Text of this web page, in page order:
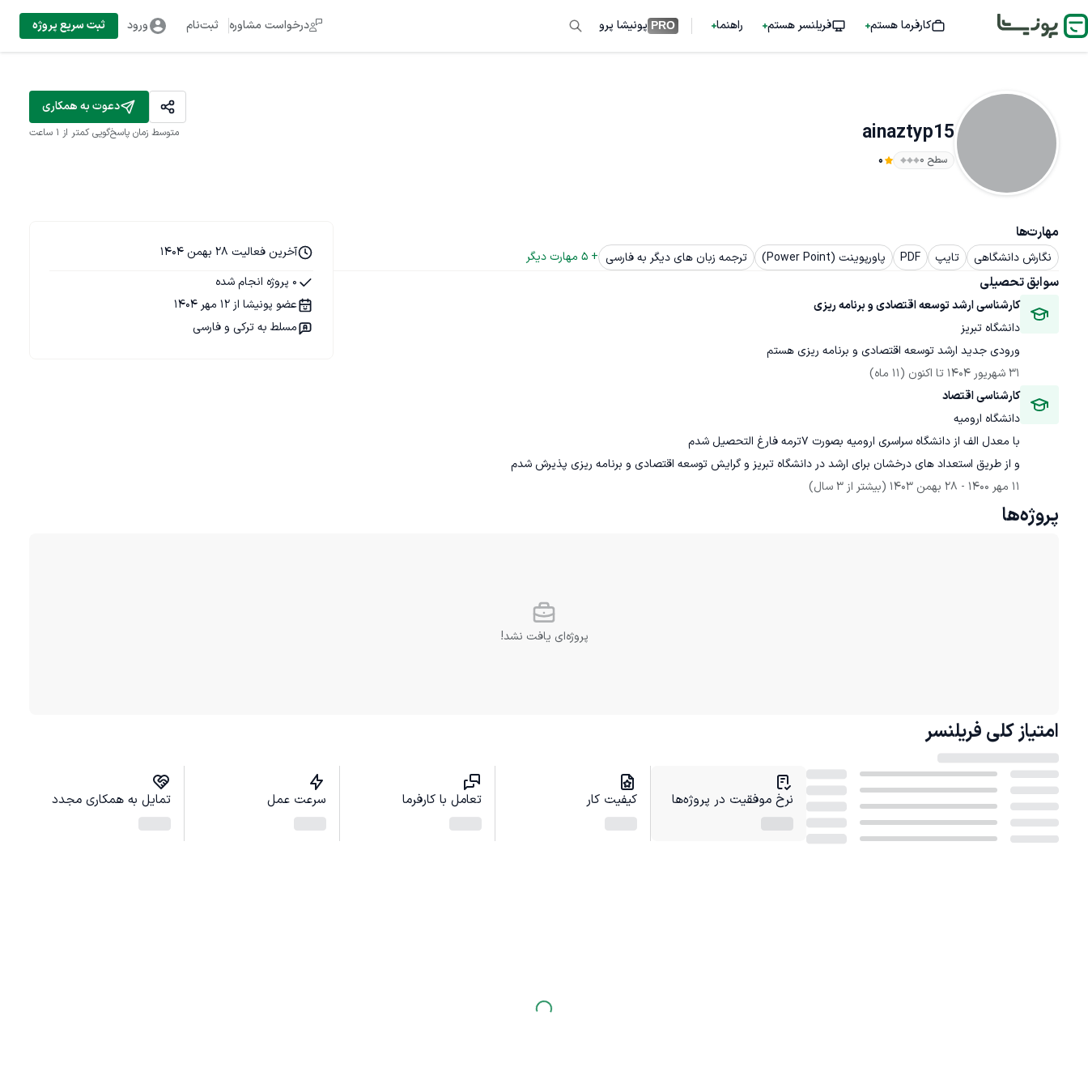
کارفرما هستم فریلنسر هستم راهنما PRO پونیشا پرو درخواست مشاوره ثبت‌نام ورود ثبت سریع پروژه
ainaztyp15
سطح ۰ 0
دعوت به همکاری
متوسط زمان پاسخ‌گویی کمتر از 1 ساعت
مهارت‌ها
نگارش دانشگاهی تایپ PDF پاورپوینت (Power Point) ترجمه زبان های دیگر به فارسی +
5 مهارت دیگر
سوابق تحصیلی
کارشناسی ارشد توسعه اقتصادی و برنامه ریزی
دانشگاه تبریز
ورودی جدید ارشد توسعه اقتصادی و برنامه ریزی هستم
31 شهریور 1404
تا اکنون (11 ماه)
کارشناسی اقتصاد
دانشگاه ارومیه
و از طریق استعداد های درخشان برای ارشد در دانشگاه تبریز و گرایش توسعه اقتصادی و برنامه ریزی پذیرش شدم
11 مهر 1400
- 28 بهمن 1403 (بیشتر از 3 سال)
آخرین فعالیت 28 بهمن 1404
0 پروژه انجام شده
عضو پونیشا از 12 مهر 1404
مسلط به ترکی و فارسی
پروژه‌ها
پروژه‌ای یافت نشد!
امتیاز کلی فریلنسر
نرخ موفقیت در پروژه‌ها کیفیت کار تعامل با کارفرما سرعت عمل تمایل به همکاری مجدد